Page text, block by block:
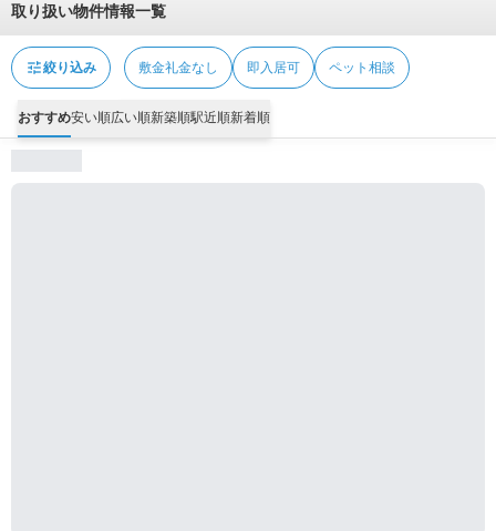
取り扱い物件情報一覧
tune絞り込み 敷金礼金なし 即入居可 ペット相談
おすすめ安い順広い順新築順駅近順新着順